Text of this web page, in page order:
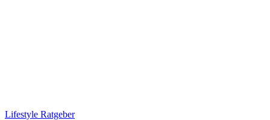
Lifestyle Ratgeber